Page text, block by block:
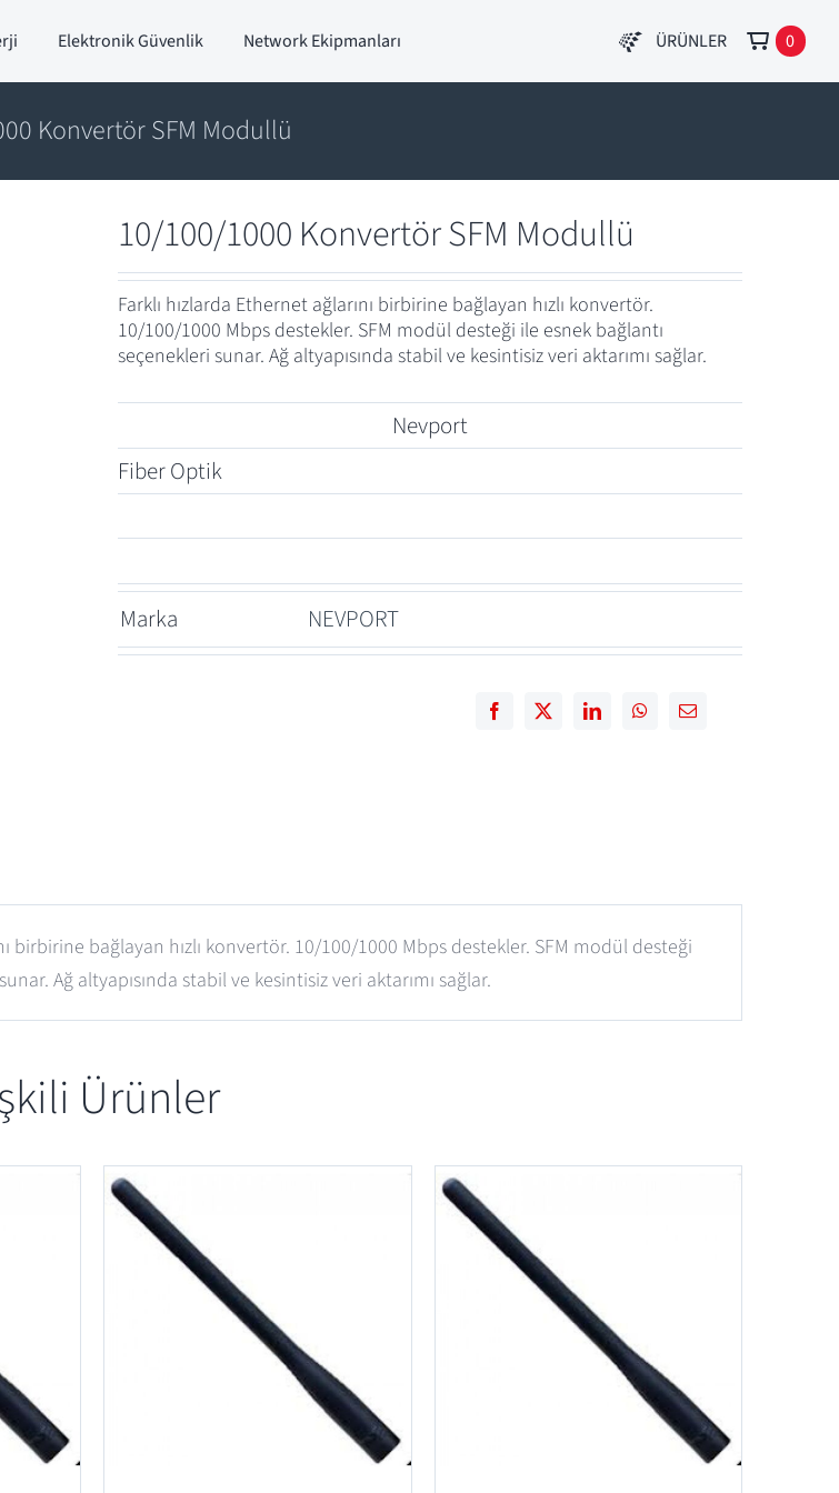
Elektronik Güvenlik Network Ekipmanları ÜRÜNLER 0
Konvertör SFM Modullü
10/100/1000 Konvertör SFM Modullü
Farklı hızlarda Ethernet ağlarını birbirine bağlayan hızlı konvertör.
10/100/1000 Mbps destekler. SFM modül desteği ile esnek bağlantı
seçenekleri sunar. Ağ altyapısında stabil ve kesintisiz veri aktarımı sağlar.
Nevport
Fiber Optik
Marka NEVPORT
birbirine bağlayan hızlı konvertör. 10/100/1000 Mbps destekler. SFM modül desteği
Ağ altyapısında stabil ve kesintisiz veri aktarımı sağlar.
Ürünler